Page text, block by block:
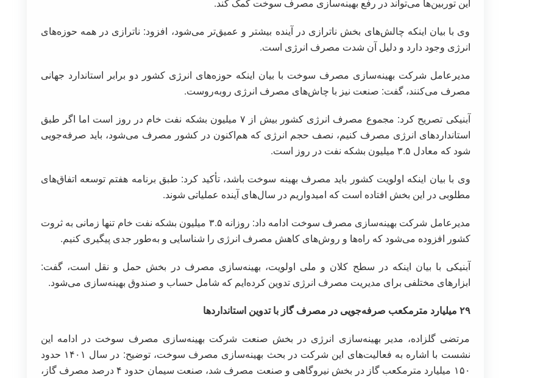
این توربین‌ها می‌تواند در رفع بهینه‌سازی مصرف سوخت کمک کند.
وی با بیان اینکه چالش‌های بخش ناترازی در آینده بیشتر و عمیق‌تر می‌شود، افزود: ناترازی در همه حوزه‌های
انرژی وجود دارد و دلیل آن شدت مصرف انرژی است.
مدیرعامل شرکت بهینه‌سازی مصرف سوخت با بیان اینکه حوزه‌های انرژی کشور دو برابر استاندارد جهانی
مصرف می‌کنند، گفت: صنعت نیز با چاش‌های مصرف انرژی روبه‌روست.
آبنیکی تصریح کرد: مجموع مصرف انرژی کشور بیش از ۷ میلیون بشکه نفت خام در روز است اما اگر طبق
استانداردهای انرژی مصرف کنیم، نصف حجم انرژی که هم‌اکنون در کشور مصرف می‌شود، باید صرفه‌جویی
شود که معادل ۳.۵ میلیون بشکه نفت در روز است.
وی با بیان اینکه اولویت کشور باید مصرف بهینه سوخت باشد، تأکید کرد: طبق برنامه هفتم توسعه اتفاق‌های
مطلوبی در این بخش افتاده است که امیدواریم در سال‌های آینده عملیاتی شوند.
مدیرعامل شرکت بهینه‌سازی مصرف سوخت ادامه داد: روزانه ۳.۵ میلیون بشکه نفت خام تنها زمانی به ثروت
کشور افزوده می‌شود که راه‌ها و روش‌های کاهش مصرف انرژی را شناسایی و به‌طور جدی پیگیری کنیم.
آبنیکی با بیان اینکه در سطح کلان و ملی اولویت، بهینه‌سازی مصرف در بخش حمل و نقل است، گفت:
ابزارهای مختلفی برای مدیریت مصرف انرژی تدوین کرده‌ایم که شامل حساب و صندوق بهینه‌سازی می‌شود.
۲۹ میلیارد مترمکعب صرفه‌جویی در مصرف گاز با تدوین استانداردها
مرتضی گلزاده، مدیر بهینه‌سازی انرژی در بخش صنعت شرکت بهینه‌سازی مصرف سوخت در ادامه این
نشست با اشاره به فعالیت‌های این شرکت در بحث بهینه‌سازی مصرف سوخت، توضیح: در سال ۱۴۰۱ حدود
۱۵۰ میلیارد مترمکعب گاز در بخش نیروگاهی و صنعت مصرف شد، صنعت سیمان حدود ۴ درصد مصرف گاز،